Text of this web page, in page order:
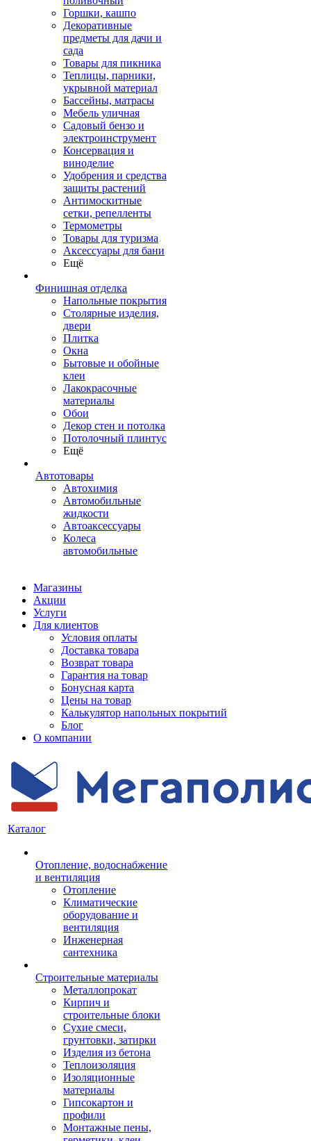
Горшки, кашпо
Декоративные
предметы для дачи и
сада
Товары для пикника
Теплицы, парники,
укрывной материал
Бассейны, матрасы
Мебель уличная
Садовый бензо и
электроинструмент
Консервация и
виноделие
Удобрения и средства
защиты растений
Антимоскитные
сетки, репелленты
Термометры
Товары для туризма
Аксессуары для бани
Ещё
Финишная отделка
Напольные покрытия
Столярные изделия,
двери
Плитка
Окна
Бытовые и обойные
клеи
Лакокрасочные
материалы
Обои
Декор стен и потолка
Потолочный плинтус
Ещё
Автотовары
Автохимия
Автомобильные
жидкости
Автоаксессуары
Колеса
автомобильные
Магазины
Акции
Услуги
Для клиентов
Условия оплаты
Доставка товара
Возврат товара
Гарантия на товар
Бонусная карта
Цены на товар
Калькулятор напольных покрытий
Блог
О компании
Каталог
Отопление, водоснабжение
и вентиляция
Отопление
Климатические
оборудование и
вентиляция
Инженерная
сантехника
Строительные материалы
Металлопрокат
Кирпич и
строительные блоки
Сухие смеси,
грунтовки, затирки
Изделия из бетона
Теплоизоляция
Изоляционные
материалы
Гипсокартон и
профили
Монтажные пены,